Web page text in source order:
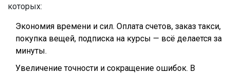
которых:
Экономия времени и сил. Оплата счетов, заказ такси,
покупка вещей, подписка на курсы — всё делается за
минуты.
Увеличение точности и сокращение ошибок. В